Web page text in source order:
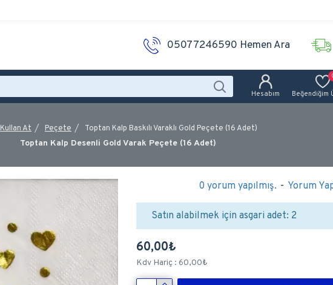
05077246590 Hemen Ara
Hesabım Beğendiğim
Kullan At Peçete Toptan Kalp Baskılı Varaklı Gold Peçete (16 Adet)
Toptan Kalp Desenli Gold Varak Peçete (16 Adet)
0 yorum yapılmış. - Yorum
60,00₺
Kdv Hariç : 60,00₺
Satın alabilmek için asgari adet: 2